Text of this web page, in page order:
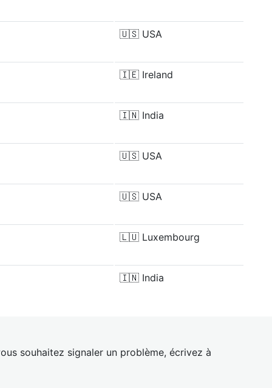
🇺🇸 USA
🇮🇪 Ireland
🇮🇳 India
🇺🇸 USA
🇺🇸 USA
🇱🇺 Luxembourg
🇮🇳 India
souhaitez signaler un problème, écrivez à